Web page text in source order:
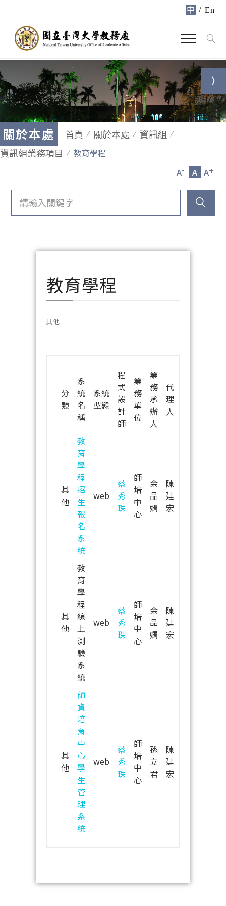
中 / En
關於本處 首頁 關於本處
資訊組
資訊組業務項目
教育學程
A- A A+
教育學程
其他
分
類
系
統
名
稱
系統
型態
程
式
設
計
師
業
務
單
位
業
務
承
辦
人
代
理
人
其
他
教
育
學
程
招
生
報
名
系
統
web
蔡
秀
珠
師
培
中
心
余
品
嫻
陳
建
宏
其
他
教
育
學
程
線
上
測
驗
系
統
web
蔡
秀
珠
師
培
中
心
余
品
嫻
陳
建
宏
其
他
師
資
培
育
中
心
學
生
管
理
系
統
web
蔡
秀
珠
師
培
中
心
孫
立
君
陳
建
宏